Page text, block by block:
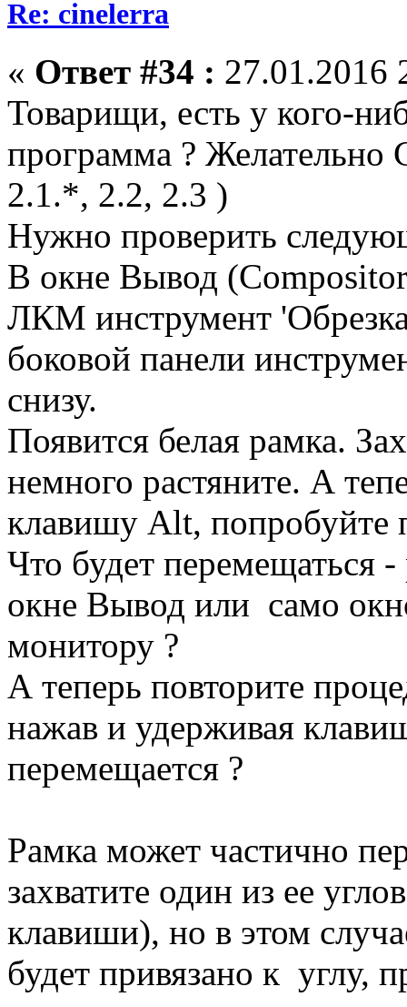
Re: cinelerra
« Ответ #34 : 27.01.2016
Товарищи, есть у кого-
программа ? Желательно
2.1.*, 2.2, 2.3 )
Нужно проверить
В окне Вывод
ЛКМ инструмент
боковой панели
снизу.
Появится белая рамка.
немного растяните. А
клавишу Alt, попробуйте
Что будет перемещаться
окне Вывод или само
монитору ?
А теперь повторите
нажав и удерживая
перемещается ?
Рамка может частично
захватите один из ее
клавиши), но в этом
будет привязано к углу,